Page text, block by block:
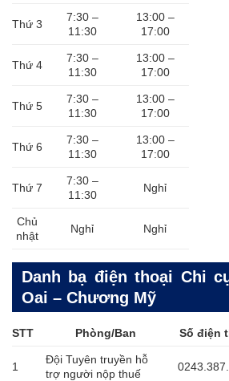
Thứ 3
7:30 –
11:30
13:00 –
17:00
Thứ 4
7:30 –
11:30
13:00 –
17:00
Thứ 5
7:30 –
11:30
13:00 –
17:00
Thứ 6
7:30 –
11:30
13:00 –
17:00
Thứ 7
7:30 –
11:30
Nghỉ
Chủ
nhật
Nghỉ Nghỉ
Danh bạ điện thoại Chi
Oai – Chương Mỹ
STT Phòng/Ban Số điện
1
Đội Tuyên truyền hỗ
trợ người nộp thuế